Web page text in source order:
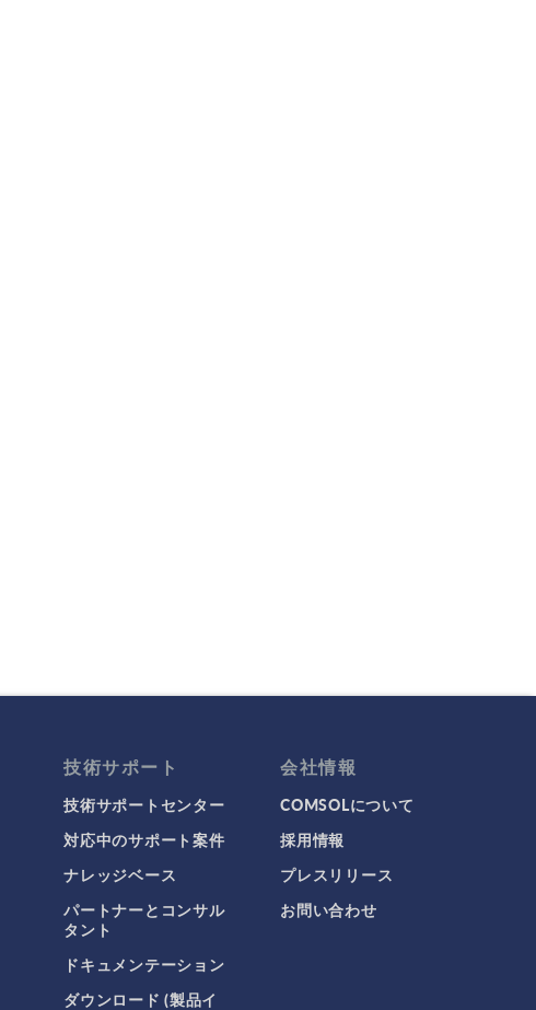
技術サポート
技術サポートセンター
対応中のサポート案件
ナレッジベース
パートナーとコンサル
タント
ドキュメンテーション
ダウンロード (製品イ
会社情報
COMSOLについて
採用情報
プレスリリース
お問い合わせ